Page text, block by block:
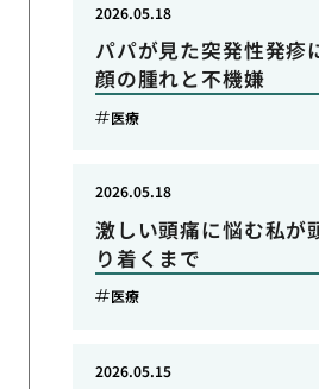
パパが見た突発性発疹
顔の腫れと不機嫌
2026.05.18
医療
激しい頭痛に悩む私が
り着くまで
2026.05.18
医療
2026.05.15